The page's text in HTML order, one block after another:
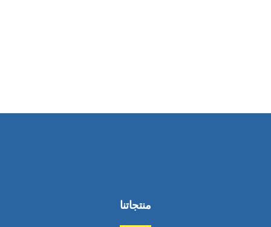
منتجاتنا